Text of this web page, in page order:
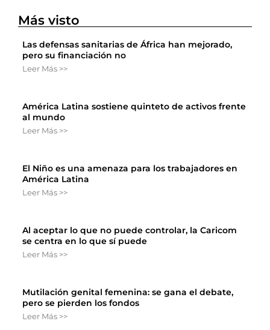
Más visto
Las defensas sanitarias de África han mejorado,
pero su financiación no
Leer Más >>
América Latina sostiene quinteto de activos frente
al mundo
Leer Más >>
El Niño es una amenaza para los trabajadores en
América Latina
Leer Más >>
Al aceptar lo que no puede controlar, la Caricom
se centra en lo que sí puede
Leer Más >>
Mutilación genital femenina: se gana el debate,
pero se pierden los fondos
Leer Más >>